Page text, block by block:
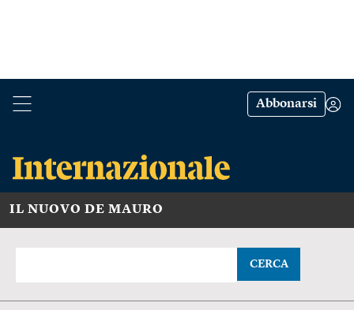
Abbonarsi
IL NUOVO DE MAURO
CERCA